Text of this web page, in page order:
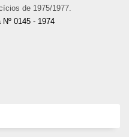
de 1975/1977.
Nº 0145 - 1974